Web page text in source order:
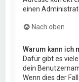
einen
Nach oben
Warum kann ich
Dafür gibt es
dein
Wenn dies der